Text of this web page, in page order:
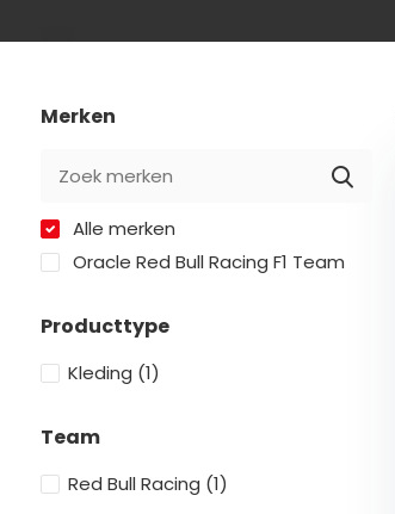
Merken
Alle merken
Oracle Red Bull Racing F1 Team
Producttype
Kleding (1)
Team
Red Bull Racing (1)